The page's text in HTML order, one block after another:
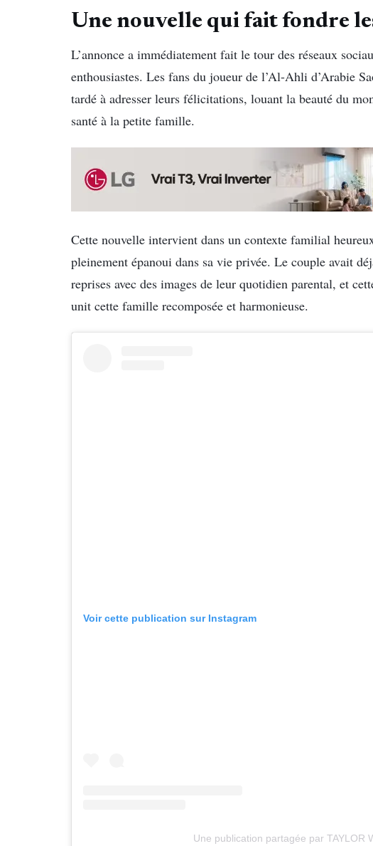
Une nouvelle qui fait fondre
L’annonce a immédiatement fait le tour des réseaux
enthousiastes. Les fans du joueur de l’Al-Ahli d’Arabie
tardé à adresser leurs félicitations, louant la beauté du
santé à la petite famille.
Cette nouvelle intervient dans un contexte familial
pleinement épanoui dans sa vie privée. Le couple avait
reprises avec des images de leur quotidien parental, et
unit cette famille recomposée et harmonieuse.
Voir cette publication sur Instagram
Une publication partagée par TAYLOR